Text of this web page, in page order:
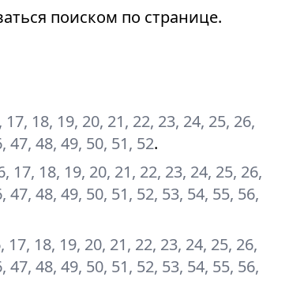
поиском по странице.
18, 19, 20, 21, 22, 23, 24, 25, 26,
47, 48, 49, 50, 51, 52.
17, 18, 19, 20, 21, 22, 23, 24, 25, 26,
47, 48, 49, 50, 51, 52, 53, 54, 55, 56,
17, 18, 19, 20, 21, 22, 23, 24, 25, 26,
47, 48, 49, 50, 51, 52, 53, 54, 55, 56,